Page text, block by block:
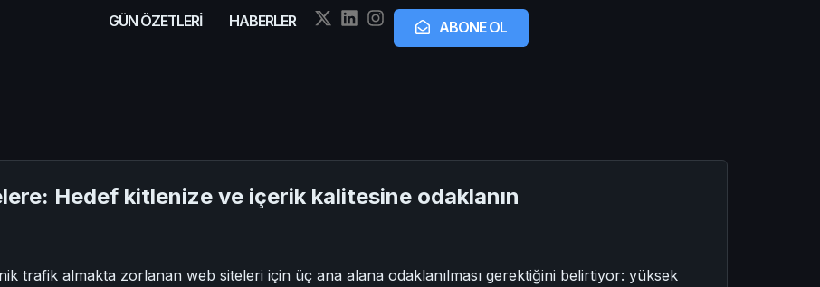
GÜN ÖZETLERİ HABERLER ABONE OL
Hedef kitlenize ve içerik kalitesine odaklanın
trafik almakta zorlanan web siteleri için üç ana alana odaklanılması gerektiğini belirtiyor: yüksek